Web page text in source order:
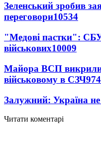
Зеленський зробив
переговори10534
"Медові пастки":
військових10009
Майора ВСП
військовому в СЗЧ
Залужний: Україна
Читати коментарі